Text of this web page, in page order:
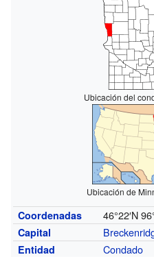
Ubicación del
Ubicación de
Coordenadas 46°22′N
Capital
Entidad
Condado